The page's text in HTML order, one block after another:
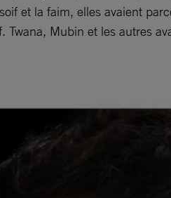
et la faim, elles avaient
Mubin et les autres